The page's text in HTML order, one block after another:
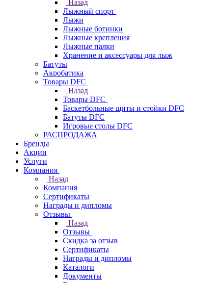
Назад
Лыжный спорт
Лыжи
Лыжные ботинки
Лыжные крепления
Лыжные палки
Хранение и аксессуары для лыж
Батуты
Акробатика
Товары DFC
Назад
Товары DFC
Баскетбольные щиты и стойки DFC
Батуты DFC
Игровые столы DFC
РАСПРОДАЖА
Бренды
Акции
Услуги
Компания
Назад
Компания
Сертификаты
Награды и дипломы
Отзывы
Назад
Отзывы
Скидка за отзыв
Сертификаты
Награды и дипломы
Каталоги
Документы